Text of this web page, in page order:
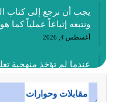
يجب أن نرجع إلى كتاب
ونتبعه إتباعاً عملياً كما
أغسطس 4, 2026
عندما لم تؤخذ منهجية
أغسطس 3, 2026
مقابلات وحوارات